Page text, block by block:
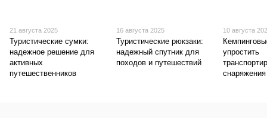
21 августа 2025
Туристические сумки:
надежное решение для
активных
путешественников
16 августа 2025
Туристические рюкзаки:
надежный спутник для
походов и путешествий
10 августа
упростить